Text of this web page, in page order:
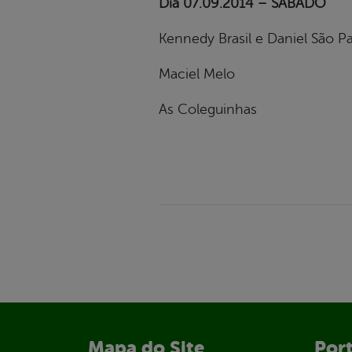
Dia 07.09.2014 – SÁBADO
Kennedy Brasil e Daniel São
Maciel Melo
As Coleguinhas